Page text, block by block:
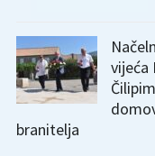
vijeća
branitelja